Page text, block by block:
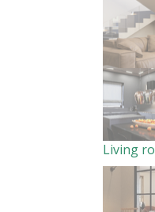
Living